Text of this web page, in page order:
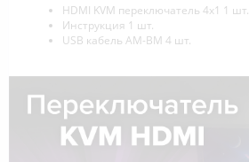
HDMI KVM переключатель 4х1 1 шт.
Инструкция 1 шт.
USB кабель AM-BM 4 шт.